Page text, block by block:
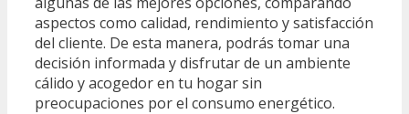
aspectos como calidad, rendimiento y satisfacción
del cliente. De esta manera, podrás tomar una
decisión informada y disfrutar de un ambiente
cálido y acogedor en tu hogar sin
preocupaciones por el consumo energético.